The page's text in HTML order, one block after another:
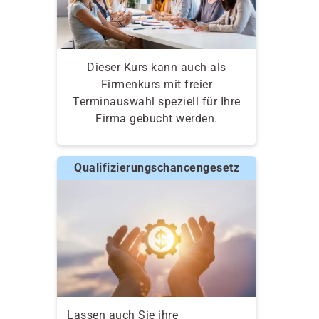
Dieser Kurs kann auch als
Firmenkurs mit freier
Terminauswahl speziell für Ihre
Firma gebucht werden.
Qualifizierungschancengesetz
Lassen auch Sie ihre